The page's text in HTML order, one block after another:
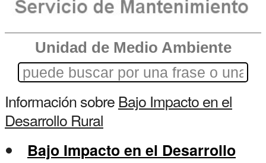
Unidad de Medio Ambiente
Información sobre Bajo Impacto en el
Desarrollo Rural
Bajo Impacto en el Desarrollo